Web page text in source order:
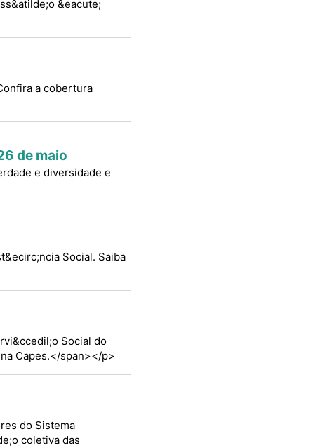
&eacute;
a cobertura
de maio
e diversidade e
Social. Saiba
Social do
Capes.</span></p>
do Sistema
coletiva das